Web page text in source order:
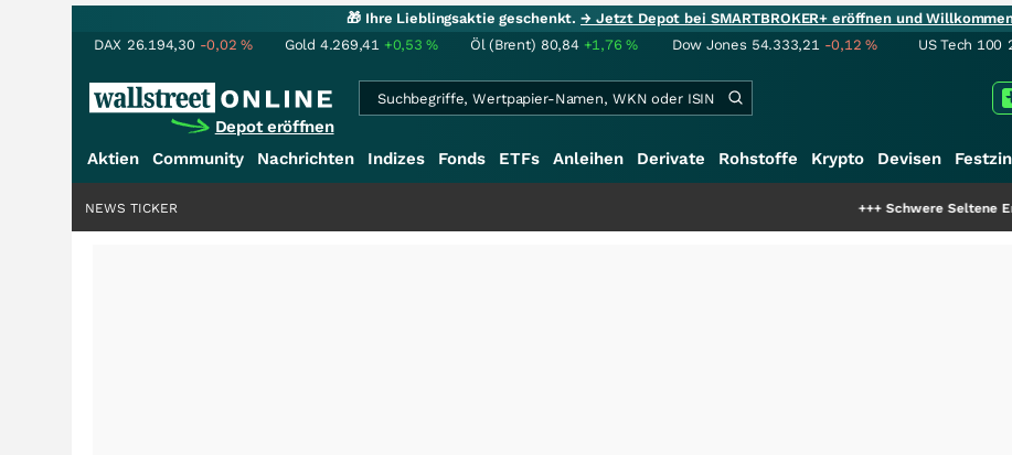
🎁 Ihre Lieblingsaktie geschenkt.→ Jetzt Depot bei SMARTBROKER+ eröffnen und
DAX 26.194,30 -0,02% Gold 4.269,41 +0,53% Öl (Brent) 80,84 +1,76% Dow Jones 54.333,21 -0,12% US Tech 100
Depot eröffnen
Aktien Community Nachrichten Indizes Fonds ETFs Anleihen Derivate Rohstoffe Krypto Devisen
Schwere Seltene Erden:
NEWS TICKER